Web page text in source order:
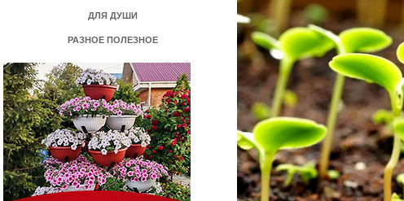
ДЛЯ ДУШИ
РАЗНОЕ ПОЛЕЗНОЕ